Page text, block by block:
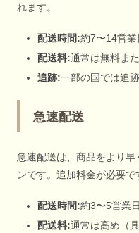
れます。
配送時間:約7〜14営業
配送料:通常は無料ま
追跡:一部の国では追
急速配送
急速配送は、商品をより
ンです。追加料金が必要で
配送時間:約3〜5営業日
配送料:通常は高め（